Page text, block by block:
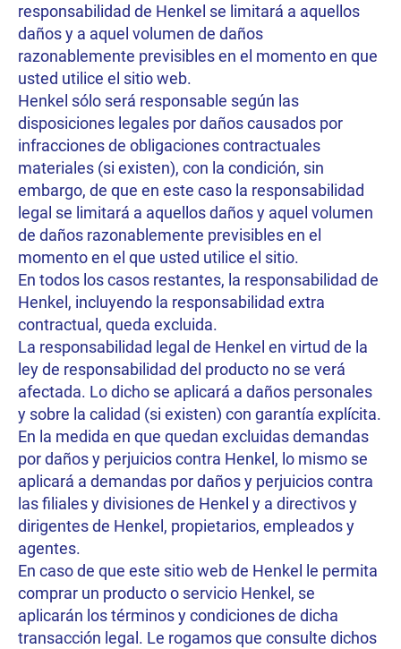
responsabilidad de Henkel se limitará a aquellos
daños y a aquel volumen de daños
razonablemente previsibles en el momento en que
usted utilice el sitio web.
Henkel sólo será responsable según las
disposiciones legales por daños causados por
infracciones de obligaciones contractuales
materiales (si existen), con la condición, sin
embargo, de que en este caso la responsabilidad
legal se limitará a aquellos daños y aquel volumen
de daños razonablemente previsibles en el
momento en el que usted utilice el sitio.
En todos los casos restantes, la responsabilidad de
Henkel, incluyendo la responsabilidad extra
contractual, queda excluida.
La responsabilidad legal de Henkel en virtud de la
ley de responsabilidad del producto no se verá
afectada. Lo dicho se aplicará a daños personales
y sobre la calidad (si existen) con garantía explícita.
En la medida en que quedan excluidas demandas
por daños y perjuicios contra Henkel, lo mismo se
aplicará a demandas por daños y perjuicios contra
las filiales y divisiones de Henkel y a directivos y
dirigentes de Henkel, propietarios, empleados y
agentes.
En caso de que este sitio web de Henkel le permita
comprar un producto o servicio Henkel, se
aplicarán los términos y condiciones de dicha
transacción legal. Le rogamos que consulte dichos